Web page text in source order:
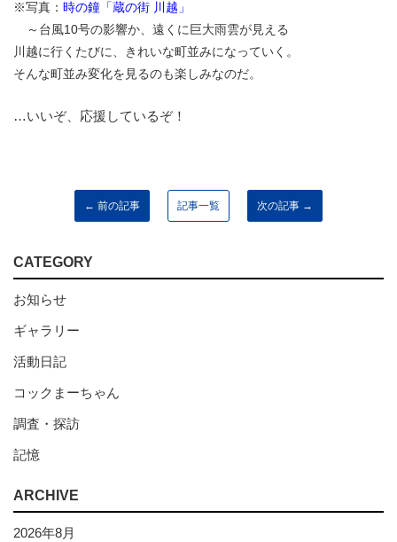
※写真： 時の鐘「蔵の街 川越」
～台風10号の影響か、遠くに巨大雨雲が見える
川越に行くたびに、きれいな町並みになっていく。
そんな町並み変化を見るのも楽しみなのだ。
…いいぞ、応援しているぞ！
← 前の記事 記事一覧 次の記事 →
CATEGORY
お知らせ
ギャラリー
活動日記
コックまーちゃん
調査・探訪
記憶
ARCHIVE
2026年8月